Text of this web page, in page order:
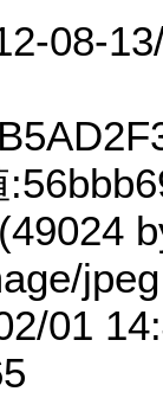
08-
jpeg
01